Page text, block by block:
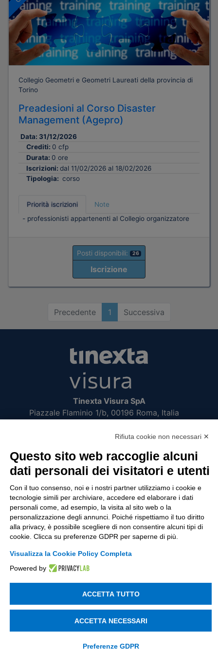
Collegio Geometri e Geometri Laureati della provincia di
Torino
Preadesioni al Corso Disaster
Management (Agepro)
Data: 31/12/2026
Crediti: 0 cfp
Durata: 0 ore
Iscrizioni: dal 11/02/2026 al 18/02/2026
Tipologia: corso
Priorità iscrizioni
Note
- professionisti appartenenti al Collegio organizzatore
Posti disponibili: 26
Iscrizione
Precedente 1 Successiva
Tinexta Visura SpA
Piazzale Flaminio 1/b, 00196 Roma, Italia
Società soggetta alla direzione e coordinamento
P.IVA 05338771008 REA n. 877679
UTILITÀ
Recupero Password
Verifica attestato di presenza
Informativa cookie
Rifiuta cookie non necessari ✕
Questo sito web raccoglie alcuni
dati personali dei visitatori e utenti
Con il tuo consenso, noi e i nostri partner utilizziamo i cookie e
tecnologie simili per archiviare, accedere ed elaborare i dati
personali come, ad esempio, la visita al sito web o la
personalizzazione degli annunci. Poiché rispettiamo il tuo diritto
alla privacy, è possibile scegliere di non consentire alcuni tipi di
cookie. Clicca su preferenze GDPR per saperne di più.
Visualizza la Cookie Policy Completa
Powered by
ACCETTA TUTTO
ACCETTA NECESSARI
Preferenze GDPR